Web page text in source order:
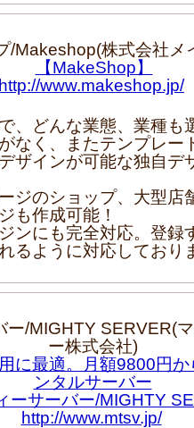
/Makeshop(株式会社メ
【MakeShop】
http://www.makeshop.jp/
、どんな業態、業種も
なく、またテンプレー
ザインが可能な独自デ
ジのショップ、大型店
も作成可能！
ンにも完全対応。登録
るように対応しており
ー/MIGHTY SERVER(
ー株式会社)
に最適。月額9800円
ンタルサーバー
ーサーバー/MIGHTY
http://www.mtsv.jp/